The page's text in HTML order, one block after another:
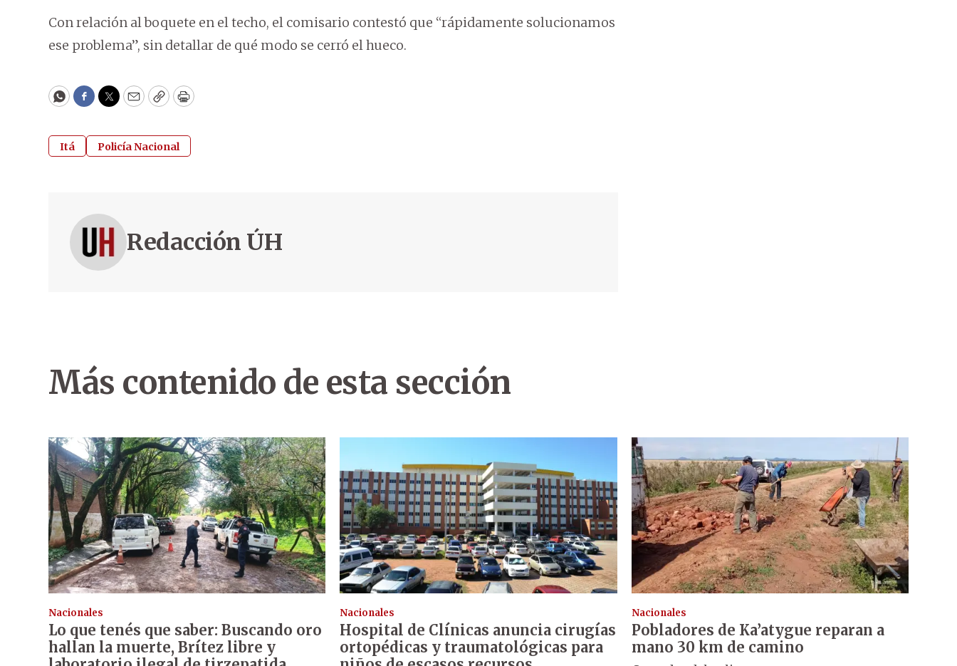
Con relación al boquete en el techo, el comisario contestó que “rápidamente solucionamos
ese problema”, sin detallar de qué modo se cerró el hueco.
WhatsApp
Facebook
Twitter
EmailCopyPrint
Itá Policía Nacional
Redacción ÚH
Más contenido de esta sección
Nacionales
Lo que tenés que saber: Buscando oro
hallan la muerte, Brítez libre y
Nacionales
Hospital de Clínicas anuncia cirugías
ortopédicas y traumatológicas para
Nacionales
Pobladores de Ka’atygue reparan a
mano 30 km de camino